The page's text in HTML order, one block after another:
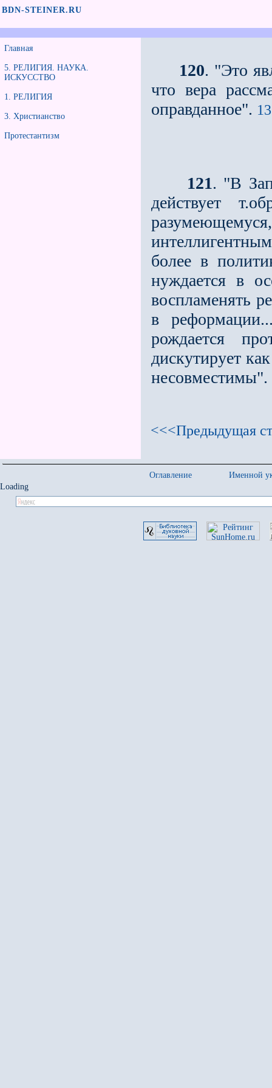
BDN-STEINER.RU
Главная
5. РЕЛИГИЯ. НАУКА.
ИСКУССТВО
1. РЕЛИГИЯ
3. Христианство
Протестантизм
120. "Это
что вера
оправданное".
121. "В
действует
более в
нуждается в
воспламенять
в
рождается
дискутирует
несовместимы".
<<<Предыдущая
Оглавление
Именной
Loading